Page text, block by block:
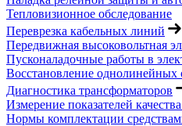
Тепловизионное обследование
Переврезка кабельных линий
Передвижная высоковольтная
Пусконаладочные работы в
Восстановление однолинейных
Диагностика трансформаторов
Измерение показателей
Нормы комплектации